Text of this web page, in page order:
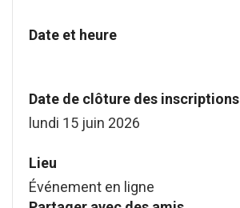
Date et heure
Date de clôture des inscriptions
lundi 15 juin 2026
Lieu
Événement en ligne